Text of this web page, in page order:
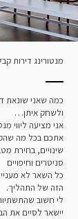
מנטורינג דירות
כמה שאני שונאת
ולשחק איתן…
אני מציעה ליווי
אתכם בכל מה
שינויים, בחירת
סניטרים וחיפויים
כל השאר לא
הזה של התהליך.
לי חשוב
יישאר לסיים את